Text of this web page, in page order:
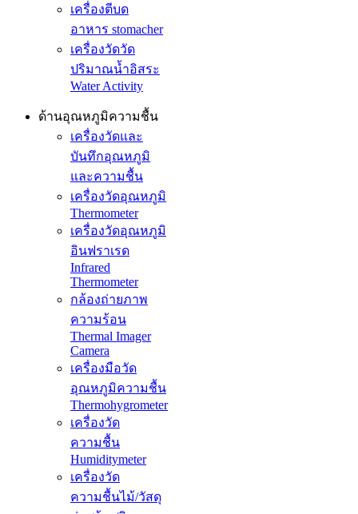
เครื่องตีบด
อาหาร stomacher
เครื่องวัดวัด
ปริมาณน้ำอิสระ
Water Activity
ด้านอุณหภูมิความชื้น
เครื่องวัดและ
บันทึกอุณหภูมิ
และความชื้น
เครื่องวัดอุณหภูมิ
Thermometer
เครื่องวัดอุณหภูมิ
อินฟราเรด
Infrared
Thermometer
กล้องถ่ายภาพ
ความร้อน
Thermal Imager
Camera
เครื่องมือวัด
อุณหภูมิความชื้น
Thermohygrometer
เครื่องวัด
ความชื้น
Humiditymeter
เครื่องวัด
ความชื้นไม้/วัสดุ